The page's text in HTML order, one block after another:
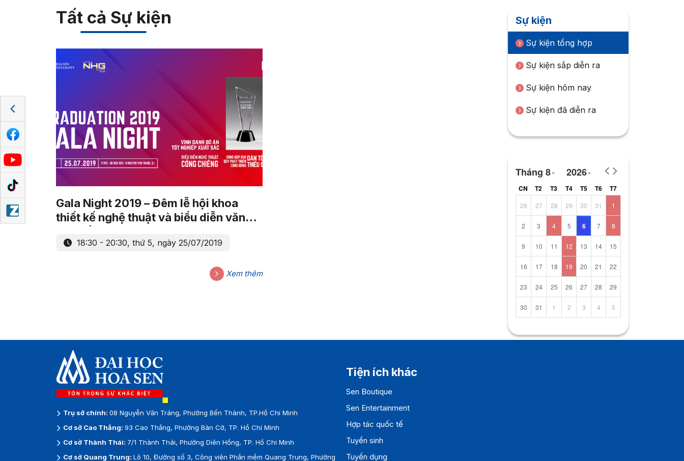
Tất cả Sự kiện
Gala Night 2019 – Đêm lễ hội khoa
thiết kế nghệ thuật và biểu diễn văn
18:30 - 20:30, thứ 5, ngày 25/07/2019
Xem thêm
Sự kiện
Sự kiện tổng hợp
Sự kiện sắp diễn ra
Sự kiện hôm nay
Sự kiện đã diễn ra
Tháng 8 2026
CN T2 T3 T4 T5 T6 T7
26 27 28 29 30 31 1
2 3 4 5 6 7 8
9 10 11 12 13 14 15
16 17 18 19 20 21 22
23 24 25 26 27 28 29
30 31 1 2 3 4 5
Trụ sở chính: 08 Nguyễn Văn Tráng, Phường Bến Thành, TP.Hồ Chí Minh
Cơ sở Cao Thắng: 93 Cao Thắng, Phường Bàn Cờ, TP. Hồ Chí Minh
Cơ sở Thành Thái: 7/1 Thành Thái, Phường Diên Hồng, TP. Hồ Chí Minh
Cơ sở Quang Trung: Lô 10, Đường số 3, Công viên Phần mềm Quang Trung, Phường
Tiện ích khác
Sen Boutique
Sen Entertainment
Hợp tác quốc tế
Tuyển sinh
Tuyển dụng